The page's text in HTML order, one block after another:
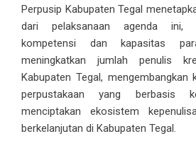
Perpusip Kabupaten Tegal
dari pelaksanaan agenda ini,
kompetensi dan kapasitas
meningkatkan jumlah penulis
Kabupaten Tegal, mengembangkan
perpustakaan yang berbasis
menciptakan ekosistem
berkelanjutan di Kabupaten Tegal.